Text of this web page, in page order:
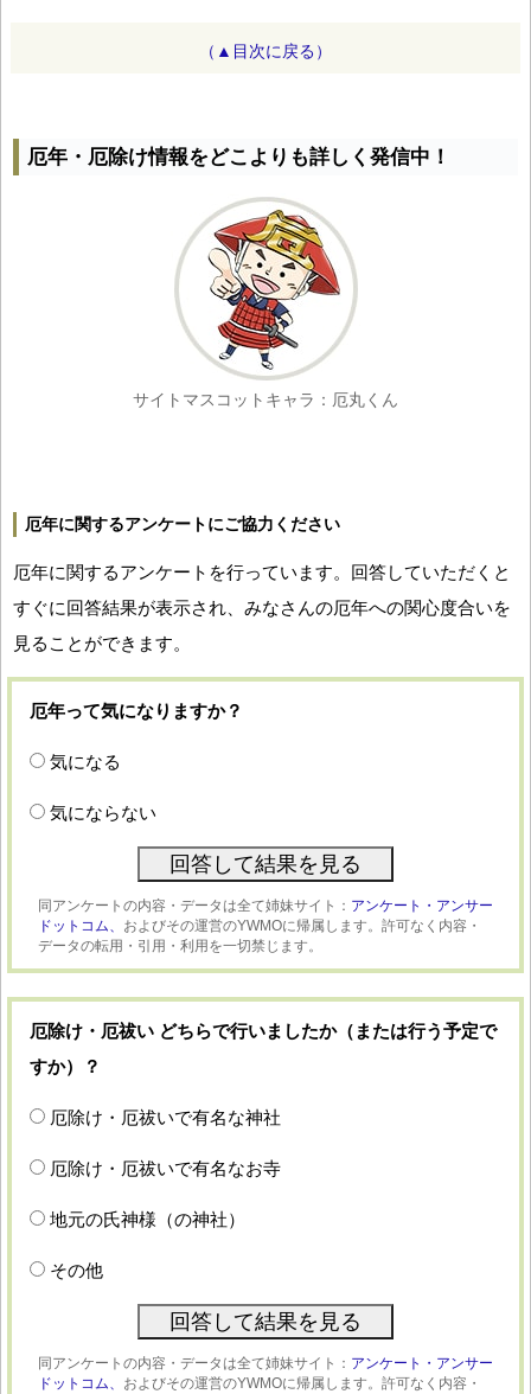
（▲目次に戻る）
厄年・厄除け情報をどこよりも詳しく発信中！
サイトマスコットキャラ：厄丸くん
厄年に関するアンケートにご協力ください
厄年に関するアンケートを行っています。回答していただくと
すぐに回答結果が表示され、みなさんの厄年への関心度合いを
見ることができます。
厄年って気になりますか？
気になる
気にならない
同アンケートの内容・データは全て姉妹サイト： アンケート・アンサー
ドットコム、 およびその運営のYWMOに帰属します。許可なく内容・
データの転用・引用・利用を一切禁じます。
厄除け・厄祓い どちらで行いましたか（または行う予定で
すか）？
厄除け・厄祓いで有名な神社
厄除け・厄祓いで有名なお寺
地元の氏神様（の神社）
その他
同アンケートの内容・データは全て姉妹サイト： アンケート・アンサー
ドットコム、 およびその運営のYWMOに帰属します。許可なく内容・